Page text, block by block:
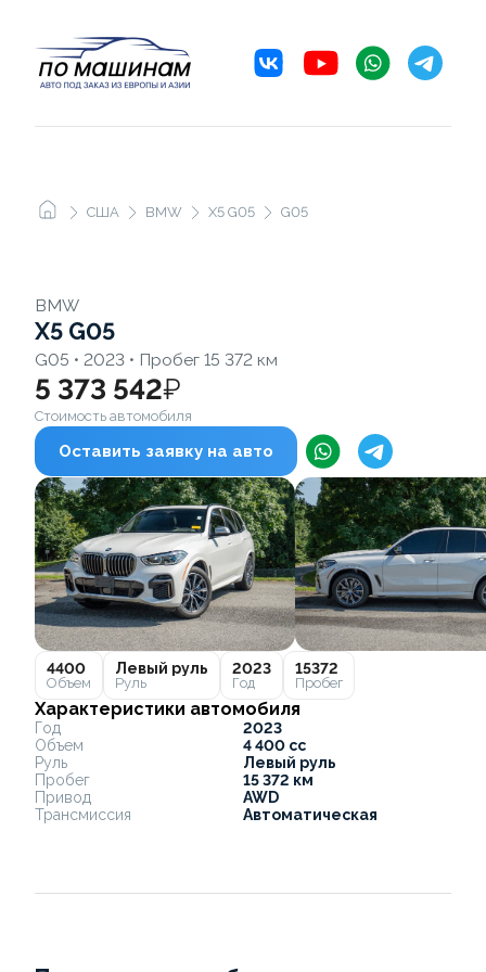
США BMW X5 G05 G05
BMW
X5 G05
G05 • 2023 • Пробег 15 372 км
5 373 542₽
Стоимость автомобиля
Оставить заявку на авто
4400
Объем
Левый руль
Руль
2023
Год
15372
Пробег
Характеристики автомобиля
Год
2023
Объем
4 400 cc
Руль
Левый руль
Пробег
15 372 км
Привод
AWD
Трансмиссия
Автоматическая